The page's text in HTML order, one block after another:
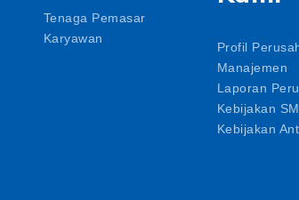
Tenaga Pemasar
Karyawan
Profil
Manajemen
Laporan
Kebijakan
Kebijakan